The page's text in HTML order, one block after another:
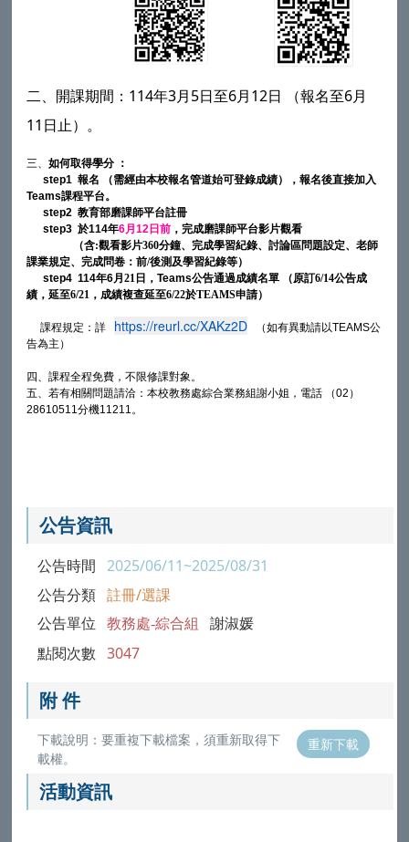
二、開課期間：114年3月5日至6月12日 （報名至6月
11日止）。
三、如何取得學分 ：
step1報名
（需經由本校報名管道始可登錄成績），報名後直接加入
Teams課程平台。
step2教育部磨課師平台註冊
step3於114年6月12 日前 ，完成磨課師平台影片觀看
（含:觀看影片360分鐘、完成學習紀錄、討論區問題設定、老師
課業規定、完成問卷：前/後測及學習紀錄等）
step4 114年6月21 日，Teams公告通過成績名單 （原訂6/14公告成
績，延至6/21，成績複查延至6/22於TEAMS申請）
課程規定：詳 https://reurl.cc/XAKz2D （如有異動請以TEAMS公
告為主）
四、課程全程免費，不限修課對象。
五、若有相關問題請洽：本校教務處綜合業務組謝小姐，電話 （02 ）
28610511分機11211 。
公告資訊
公告時間 2025/06/11~2025/08/31
公告分類 註冊/選課
公告單位 教務處-綜合組 謝淑媛
點閱次數 3047
附 件
下載說明：要重複下載檔案，須重新取得下
載權。
重新下載
活動資訊